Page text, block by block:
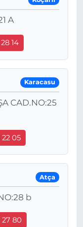
A
14
Karacasu
CAD.NO:25
22 05
Atça
b
27 80